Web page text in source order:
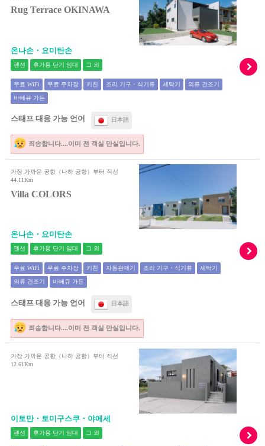
Rug Terrace OKINAWA
온나손・요미탄손
펜션 휴가용 단기 임대 그 외
무료 WiFi 무료 주차장 키친 조리 기구・식기류 세탁기 의류 건조기
바베큐 가든
스태프 대응 가능 언어 日本語
죄송합니다....이미 전 객실 만실입니다.
가장 가까운 공항（나하 공항）부터 직선
44.11Km
Villa COLORS
온나손・요미탄손
펜션 휴가용 단기 임대 그 외
무료 WiFi 무료 주차장 키친 자동판매기 조리 기구・식기류 세탁기
의류 건조기 바베큐 가든
스태프 대응 가능 언어 日本語
죄송합니다....이미 전 객실 만실입니다.
가장 가까운 공항（나하 공항）부터 직선
12.61Km
이토만・토미구스쿠・야에세
펜션 휴가용 단기 임대 그 외